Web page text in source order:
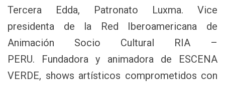
Tercera Edda, Patronato Luxma. Vice
presidenta de la Red Iberoamericana de
Animación Socio Cultural RIA –
PERU. Fundadora y animadora de ESCENA
VERDE, shows artísticos comprometidos con